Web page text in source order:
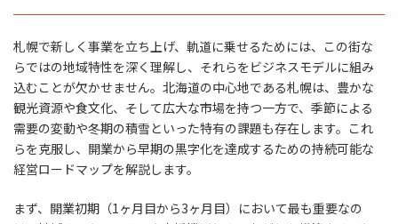
札幌で新しく事業を立ち上げ、軌道に乗せるためには、この街な
らではの地域特性を深く理解し、それらをビジネスモデルに組み
込むことが欠かせません。北海道の中心地である札幌は、豊かな
観光資源や食文化、そして広大な市場を持つ一方で、季節による
需要の変動や冬期の積雪といった特有の課題も存在します。これ
らを克服し、開業から早期の黒字化を達成するための持続可能な
経営ロードマップを解説します。
まず、開業初期（1ヶ月目から3ヶ月目）において最も重要なの